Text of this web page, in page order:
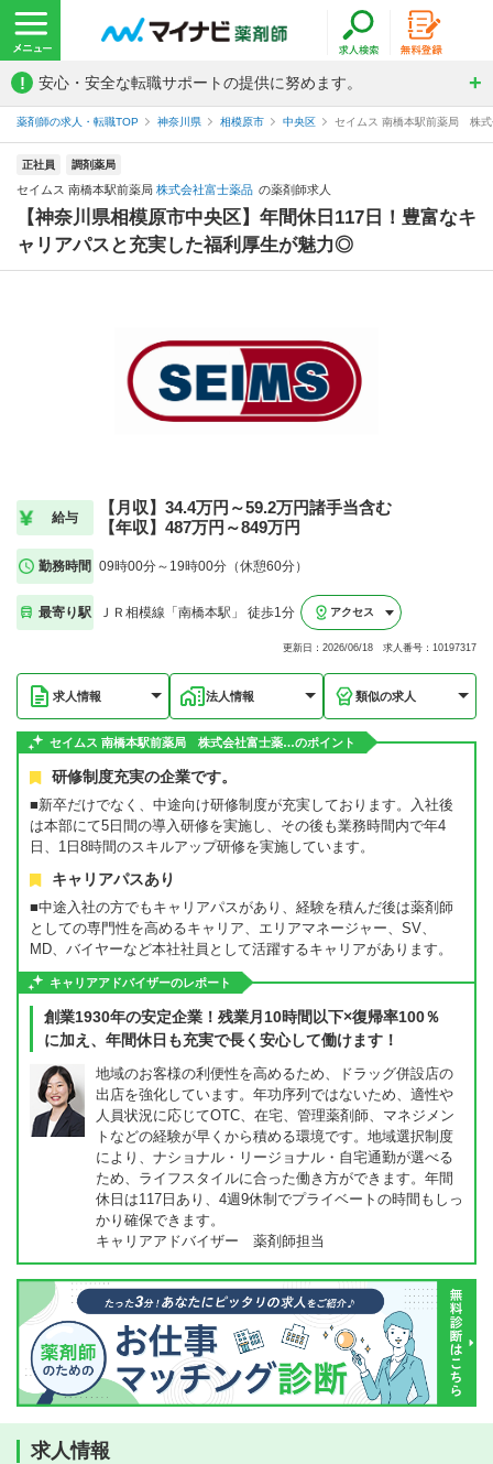
! 安心・安全な転職サポートの提供に努めます。
薬剤師の求人・転職TOP 神奈川県 相模原市 中央区 セイムス 南橋本駅前薬局 株式
正社員 調剤薬局
セイムス 南橋本駅前薬局 株式会社富士薬品 の薬剤師求人
【神奈川県相模原市中央区】年間休日117日！豊富なキ
ャリアパスと充実した福利厚生が魅力◎
給与
【月収】34.4万円～59.2万円諸手当含む
【年収】487万円～849万円
勤務時間 09時00分～19時00分（休憩60分）
最寄り駅 ＪＲ相模線「南橋本駅」 徒歩1分 アクセス
更新日：2026/06/18 求人番号：10197317
求人情報 法人情報 類似の求人
セイムス 南橋本駅前薬局 株式会社富士薬…のポイント
研修制度充実の企業です。
■新卒だけでなく、中途向け研修制度が充実しております。入社後
は本部にて5日間の導入研修を実施し、その後も業務時間内で年4
日、1日8時間のスキルアップ研修を実施しています。
キャリアパスあり
■中途入社の方でもキャリアパスがあり、経験を積んだ後は薬剤師
としての専門性を高めるキャリア、エリアマネージャー、SV、
MD、バイヤーなど本社社員として活躍するキャリアがあります。
キャリアアドバイザーのレポート
創業1930年の安定企業！残業月10時間以下×復帰率100％
に加え、年間休日も充実で長く安心して働けます！
地域のお客様の利便性を高めるため、ドラッグ併設店の
出店を強化しています。年功序列ではないため、適性や
人員状況に応じてOTC、在宅、管理薬剤師、マネジメン
トなどの経験が早くから積める環境です。地域選択制度
により、ナショナル・リージョナル・自宅通勤が選べる
ため、ライフスタイルに合った働き方ができます。年間
休日は117日あり、4週9休制でプライベートの時間もしっ
かり確保できます。
キャリアアドバイザー 薬剤師担当
求人情報